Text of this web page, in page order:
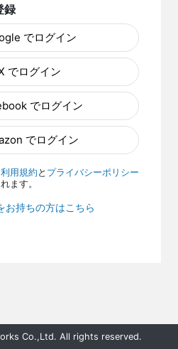
録
でログイン
でログイン
でログイン
でログイン
利用規約 と プライバシーポリシー
ます。
お持ちの方はこちら
Co.,Ltd. All rights reserved.